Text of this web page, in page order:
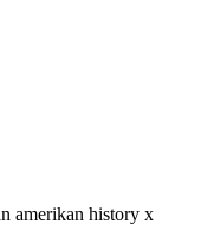
amerikan history x